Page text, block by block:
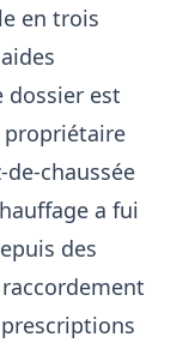
en trois
dossier est
chaussée
a fui
des
raccordement